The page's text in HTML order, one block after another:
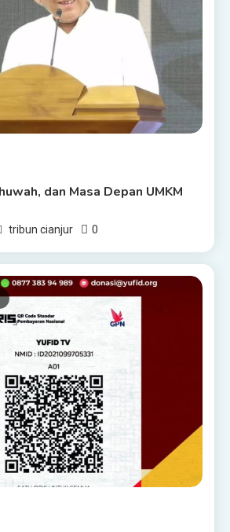
dan Masa Depan UMKM
tribun cianjur 0